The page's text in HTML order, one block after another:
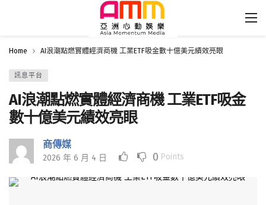
Home AI浪潮點燃實體經濟商機 工業ETF吸金數十億美元績效亮眼
訊息平台
AI浪潮點燃實體經濟商機 工業ETF吸金
數十億美元績效亮眼
商傳媒
2026 年 6 月 4 日 0 Points